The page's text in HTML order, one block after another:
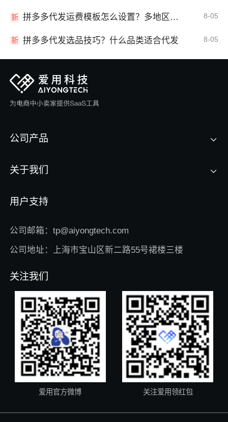
新 拼多多代发运费模板怎么设置？多地区运费 8-05
新 拼多多代发选品技巧？什么品类适合代发 8-05
公司产品
关于我们
用户支持
公司邮箱：tp@aiyongtech.com
公司地址：上海市宝山区新二路55号裙楼三楼
关注我们
爱用官方微博 关注爱用领红包